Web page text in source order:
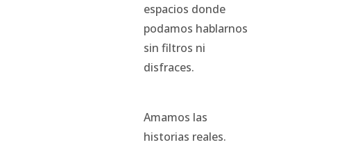
espacios donde
podamos hablarnos
sin filtros ni
disfraces.
Amamos las
historias reales.